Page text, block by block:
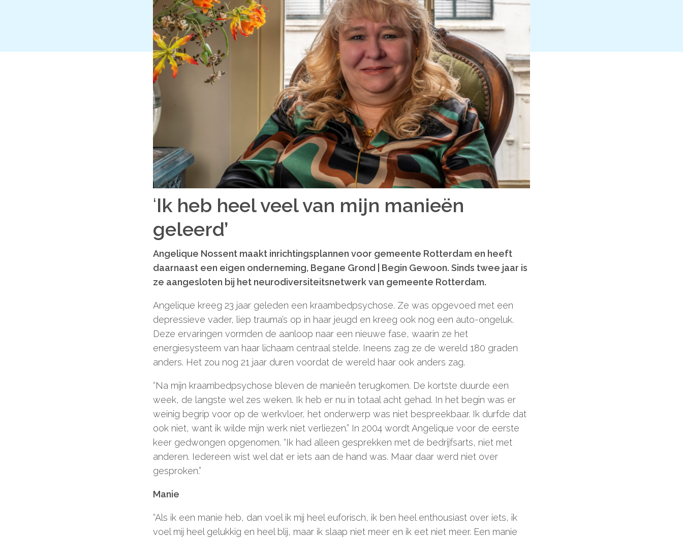
Bekijk volledig overzicht
Cookiebeleid (EU)
‘Ik heb heel veel van mijn manieën
geleerd’
Angelique Nossent maakt inrichtingsplannen voor gemeente Rotterdam en heeft
daarnaast een eigen onderneming, Begane Grond | Begin Gewoon. Sinds twee jaar is
ze aangesloten bij het neurodiversiteitsnetwerk van gemeente Rotterdam.
Angelique kreeg 23 jaar geleden een kraambedpsychose. Ze was opgevoed met een
depressieve vader, liep trauma’s op in haar jeugd en kreeg ook nog een auto-ongeluk.
Deze ervaringen vormden de aanloop naar een nieuwe fase, waarin ze het
energiesysteem van haar lichaam centraal stelde. Ineens zag ze de wereld 180 graden
anders. Het zou nog 21 jaar duren voordat de wereld haar ook anders zag.
“Na mijn kraambedpsychose bleven de manieën terugkomen. De kortste duurde een
week, de langste wel zes weken. Ik heb er nu in totaal acht gehad. In het begin was er
weinig begrip voor op de werkvloer, het onderwerp was niet bespreekbaar. Ik durfde dat
ook niet, want ik wilde mijn werk niet verliezen.” In 2004 wordt Angelique voor de eerste
keer gedwongen opgenomen. “Ik had alleen gesprekken met de bedrijfsarts, niet met
anderen. Iedereen wist wel dat er iets aan de hand was. Maar daar werd niet over
gesproken.”
Manie
“Als ik een manie heb, dan voel ik mij heel euforisch, ik ben heel enthousiast over iets, ik
voel mij heel gelukkig en heel blij, maar ik slaap niet meer en ik eet niet meer. Een manie